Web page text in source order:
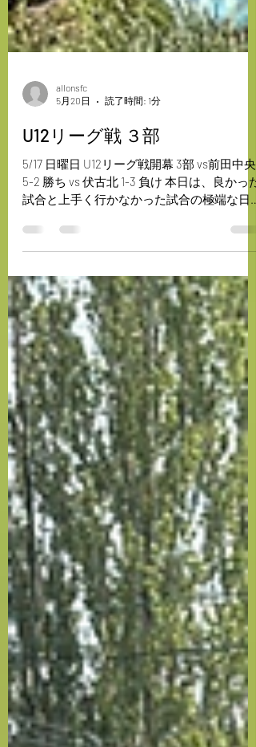
5月20日
読了時間: 1分
U12リーグ戦 ３部
5/17 日曜日 U12リーグ戦開幕 3部 vs前田中央
試合と上手く行かなかった試合の極端な日と
なりました。 リーグ戦は暫く空くため、こ
ま、本日もたくさんの応援ありがとうござい
ました。 【U12選手募集中】 〇手稲区拠点活
動場所 火曜日:手稲山口小学校 木曜日:手稲
中央小学校 〇北区拠点活動場所 水金曜日:和
光小学校 どちらも送迎あり アロンFCでは随
時選手の募集を行っております。 興味のあ
る方は、下記までメールまたはメッセージに
てご連絡お願いいたします。 連絡先 080-
6061-4845 allonsfc@gmail.com 代表 石塚ま
で